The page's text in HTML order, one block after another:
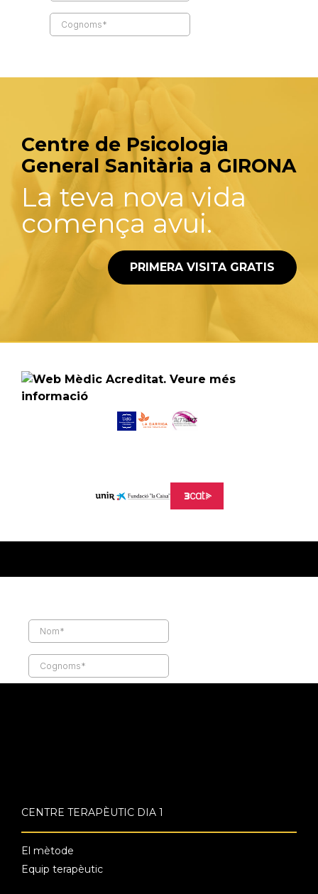
Centre de Psicologia
General Sanitària a GIRONA
La teva nova vida
comença avui.
PRIMERA VISITA GRATIS
CENTRE TERAPÈUTIC DIA 1
El mètode
Equip terapèutic